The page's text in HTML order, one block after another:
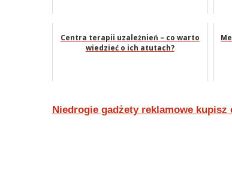
Centra terapii uzależnień – co warto
wiedzieć o ich atutach?
Nawigacja
Niedrogie gadżety reklamowe kupisz